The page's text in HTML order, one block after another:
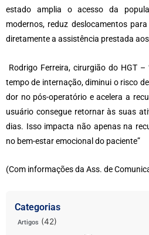
estado amplia o acesso da
modernos, reduz deslocamentos
diretamente a assistência prestada aos
Rodrigo Ferreira, cirurgião do HGT
tempo de internação, diminui o risco
dor no pós-operatório e acelera a
usuário consegue retornar às suas
dias. Isso impacta não apenas na
no bem-estar emocional do paciente”
(Com informações da Ass. de
Categorias
Artigos (42)